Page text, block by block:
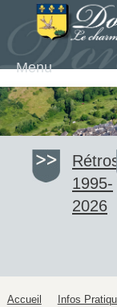
Menu
1995-
2026
Accueil Infos